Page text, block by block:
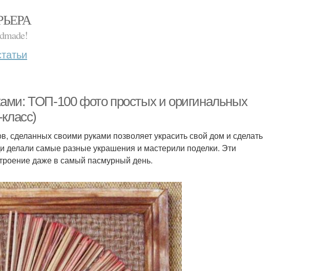
ТОП-100 фото простых и оригинальных
сделанных своими руками позволяет украсить свой дом и сделать
самые разные украшения и мастерили поделки. Эти
даже в самый пасмурный день.